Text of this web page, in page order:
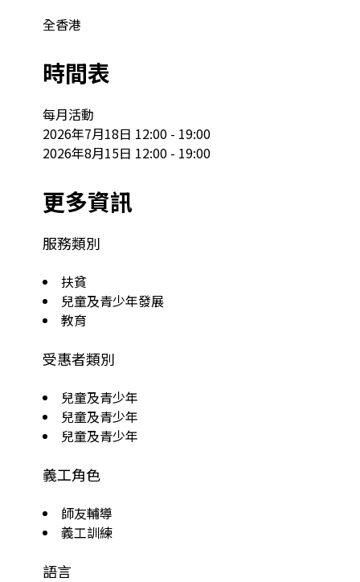
全香港
時間表
每月活動
2026年7月18日 12:00 - 19:00
2026年8月15日 12:00 - 19:00
更多資訊
服務類別
扶貧
兒童及青少年發展
教育
受惠者類別
兒童及青少年
兒童及青少年
兒童及青少年
義工角色
師友輔導
義工訓練
語言